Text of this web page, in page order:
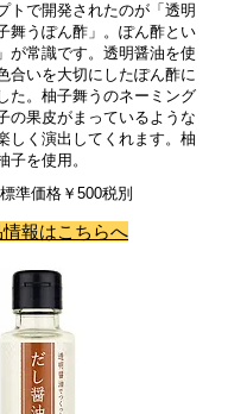
トで開発されたのが「透明
舞うぽん酢」。ぽん酢とい
が常識です。透明醤油を使
合いを大切にしたぽん酢に
た。柚子舞うのネーミング
の果皮がまっているような
しく演出してくれます。柚
子を使用。
準価格￥500税別
報はこちらへ